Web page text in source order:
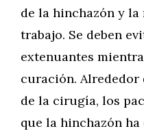
de la hinchazón y
trabajo. Se deben
extenuantes
curación. Alrededor
de la cirugía, los
que la hinchazón